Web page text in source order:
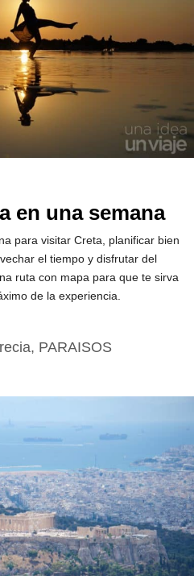
en una semana
para visitar Creta, planificar bien
el tiempo y disfrutar del
ruta con mapa para que te sirva
de la experiencia.
, PARAISOS